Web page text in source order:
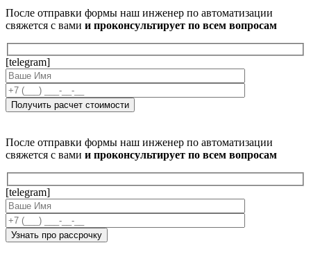
После отправки формы наш инженер по автоматизации
свяжется с вами и проконсультирует по всем вопросам
[telegram]
После отправки формы наш инженер по автоматизации
свяжется с вами и проконсультирует по всем вопросам
[telegram]